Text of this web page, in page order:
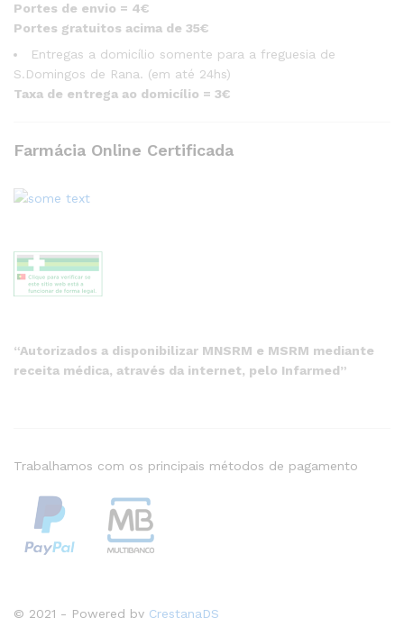
Portes de envio = 4€
Portes gratuitos acima de 35€
Entregas a domicílio somente para a freguesia de
S.Domingos de Rana. (em até 24hs)
Taxa de entrega ao domicílio = 3€
Farmácia Online Certificada
“Autorizados a disponibilizar MNSRM e MSRM mediante
receita médica, através da internet, pelo Infarmed”
© 2021 - Powered by CrestanaDS
Trabalhamos com os principais métodos de pagamento